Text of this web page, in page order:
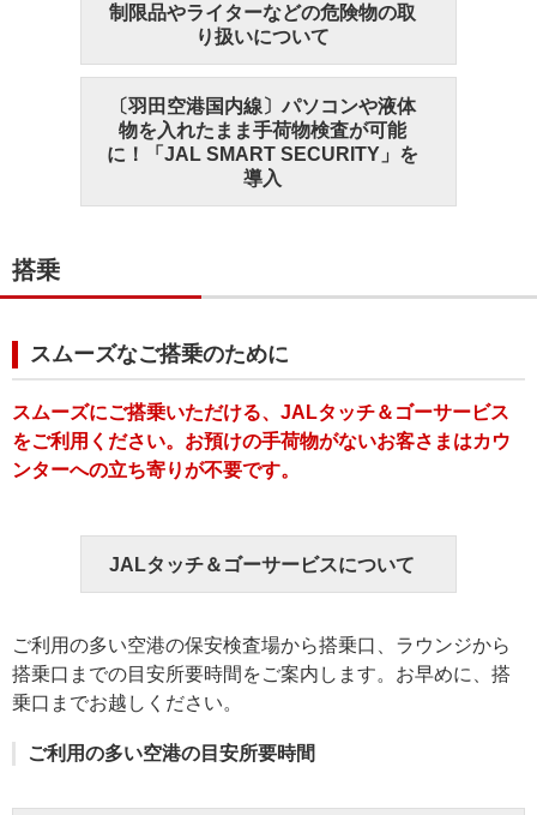
制限品やライターなどの危険物の取
り扱いについて
〔羽田空港国内線〕パソコンや液体
物を入れたまま手荷物検査が可能
に！「JAL SMART SECURITY」を
導入
搭乗
スムーズなご搭乗のために
スムーズにご搭乗いただける、JALタッチ＆ゴーサービス
をご利用ください。お預けの手荷物がないお客さまはカウ
ンターへの立ち寄りが不要です。
JALタッチ＆ゴーサービスについて
ご利用の多い空港の保安検査場から搭乗口、ラウンジから
搭乗口までの目安所要時間をご案内します。お早めに、搭
乗口までお越しください。
ご利用の多い空港の目安所要時間